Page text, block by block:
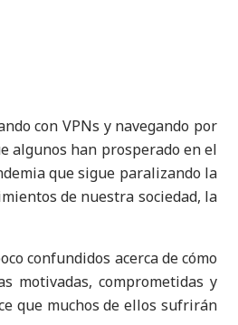
con VPNs y navegando por
algunos han prosperado en el
que sigue paralizando la
de nuestra sociedad, la
confundidos acerca de cómo
motivadas, comprometidas y
que muchos de ellos sufrirán